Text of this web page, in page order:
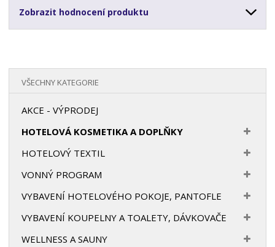
Zobrazit hodnocení produktu
VŠECHNY KATEGORIE
AKCE - VÝPRODEJ
HOTELOVÁ KOSMETIKA A DOPLŇKY
HOTELOVÝ TEXTIL
VONNÝ PROGRAM
VYBAVENÍ HOTELOVÉHO POKOJE, PANTOFLE
VYBAVENÍ KOUPELNY A TOALETY, DÁVKOVAČE
WELLNESS A SAUNY